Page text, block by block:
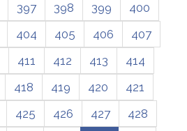
397 398 399
400
404 405 406
407
411 412 413
414
418 419 420
421
425 426 427 428